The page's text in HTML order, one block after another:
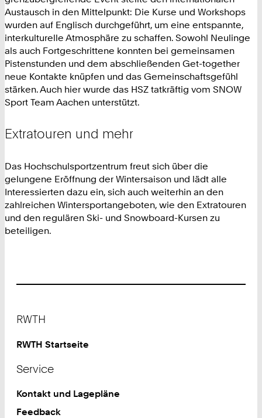
Austausch in den Mittelpunkt: Die Kurse und Workshops
wurden auf Englisch durchgeführt, um eine entspannte,
interkulturelle Atmosphäre zu schaffen. Sowohl Neulinge
als auch Fortgeschrittene konnten bei gemeinsamen
Pistenstunden und dem abschließenden Get-together
neue Kontakte knüpfen und das Gemeinschaftsgefühl
stärken. Auch hier wurde das HSZ tatkräftig vom SNOW
Sport Team Aachen unterstützt.
Extratouren und mehr
Das Hochschulsportzentrum freut sich über die
gelungene Eröffnung der Wintersaison und lädt alle
Interessierten dazu ein, sich auch weiterhin an den
zahlreichen Wintersportangeboten, wie den Extratouren
und den regulären Ski- und Snowboard-Kursen zu
beteiligen.
RWTH
RWTH Startseite
Service
Kontakt und Lagepläne
Feedback